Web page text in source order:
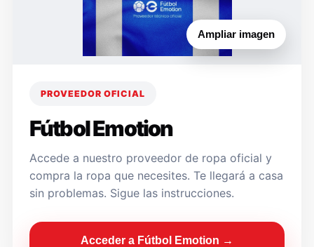
Ampliar imagen
PROVEEDOR OFICIAL
Fútbol Emotion
Accede a nuestro proveedor de ropa oficial y
compra la ropa que necesites. Te llegará a casa
sin problemas. Sigue las instrucciones.
Acceder a Fútbol Emotion →